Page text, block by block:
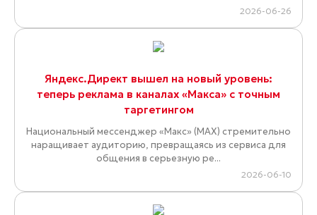
2026-06-26
Яндекс.Директ вышел на новый уровень:
теперь реклама в каналах «Макса» с точным
таргетингом
Национальный мессенджер «Макс» (MAX) стремительно
наращивает аудиторию, превращаясь из сервиса для
общения в серьезную ре...
2026-06-10